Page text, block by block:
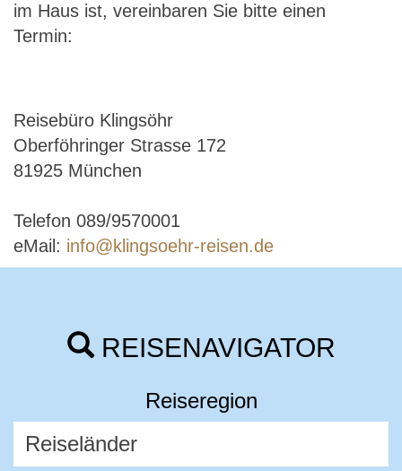
im Haus ist, vereinbaren Sie bitte einen
Termin:
Reisebüro Klingsöhr
Oberföhringer Strasse 172
81925 München
Telefon 089/9570001
eMail: info@klingsoehr-reisen.de
REISENAVIGATOR
Reiseregion